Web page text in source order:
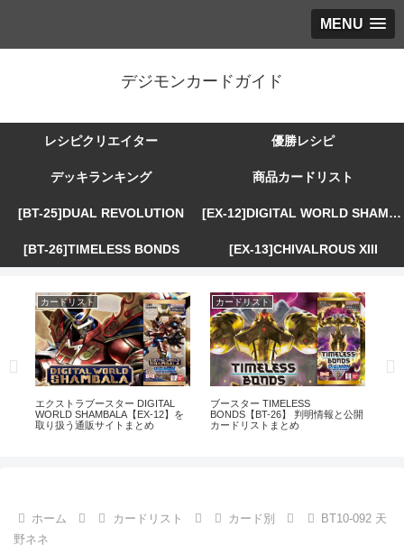
MENU
デジモンカードガイド
レシピクリエイター 優勝レシピ
デッキランキング 商品カードリスト
[BT-25]DUAL REVOLUTION [EX-12]DIGITAL WORLD SHAMBALA
[BT-26]TIMELESS BONDS [EX-13]CHIVALROUS XIII
カードリスト
エクストラブースター DIGITAL
WORLD SHAMBALA【EX-12】を
取り扱う通販サイトまとめ
カードリスト
ブースター TIMELESS
BONDS【BT-26】 判明情報と公開
カードリストまとめ
ホーム カードリスト カード別
BT10-092 天
野ネネ